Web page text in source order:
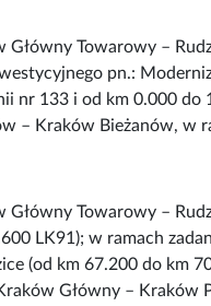
Towarowy –
pn.:
nr 133 i od km 0.000
– Kraków Bieżanów, w
Towarowy –
LK91); w ramach
(od km 67.200 do km
Główny – Kraków